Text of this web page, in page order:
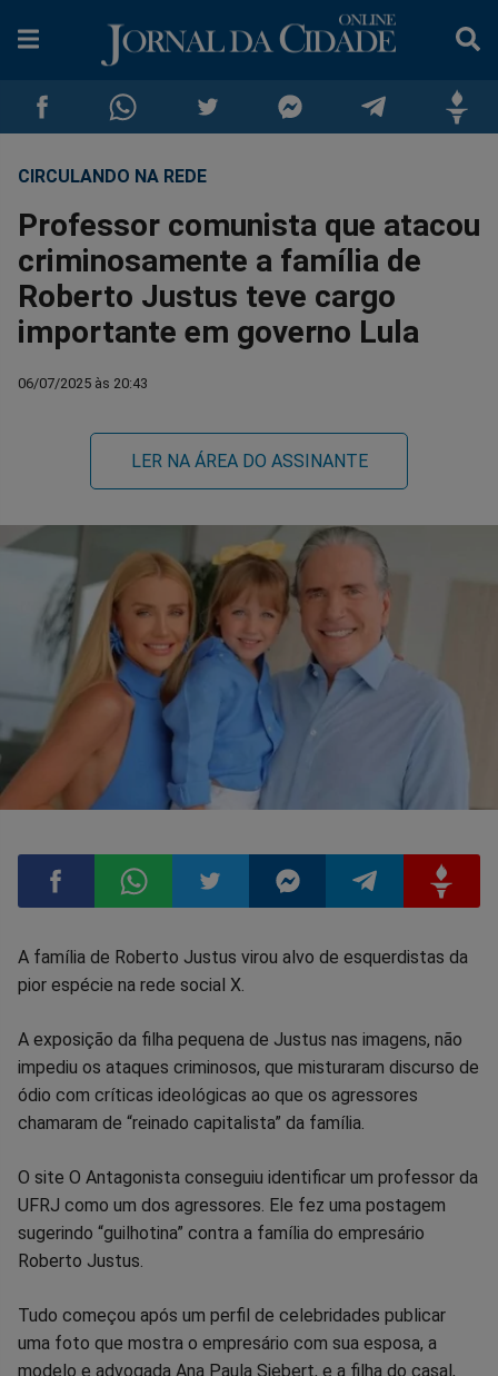
Compartilhar
no
Facebook
Compartilhar
no
Whatsapp
Compartilhar
no
Twitter
no
Messenger
no
Telegram
no
CIRCULANDO NA REDE
Professor comunista que atacou
criminosamente a família de
Roberto Justus teve cargo
importante em governo Lula
06/07/2025 às 20:43
LER NA ÁREA DO ASSINANTE
Compartilhar
Facebook
Compartilhar
Whatsapp
Compartilhar
Twitter
Compartilhar
Messenger
Compartilhar
TelegramGettr
A família de Roberto Justus virou alvo de esquerdistas da
pior espécie na rede social X.
A exposição da filha pequena de Justus nas imagens, não
impediu os ataques criminosos, que misturaram discurso de
ódio com críticas ideológicas ao que os agressores
chamaram de “reinado capitalista” da família.
O site O Antagonista conseguiu identificar um professor da
UFRJ como um dos agressores. Ele fez uma postagem
sugerindo “guilhotina” contra a família do empresário
Roberto Justus.
Tudo começou após um perfil de celebridades publicar
uma foto que mostra o empresário com sua esposa, a
modelo e advogada Ana Paula Siebert, e a filha do casal,